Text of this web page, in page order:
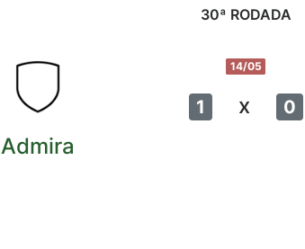
30ª RODADA
14/05
1 x 0
Admira